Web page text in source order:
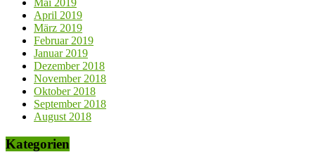
April 2019
März 2019
Februar 2019
Januar 2019
Dezember 2018
November 2018
Oktober 2018
September 2018
August 2018
Kategorien